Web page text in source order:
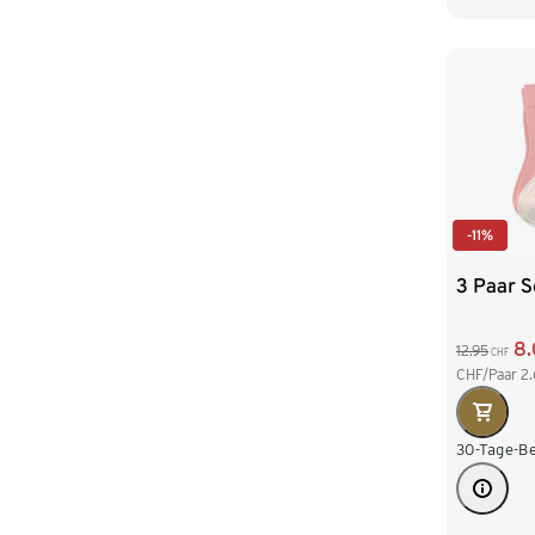
-11%
3 Paar
12.95 CHF
CHF/Paar
30-Tage-